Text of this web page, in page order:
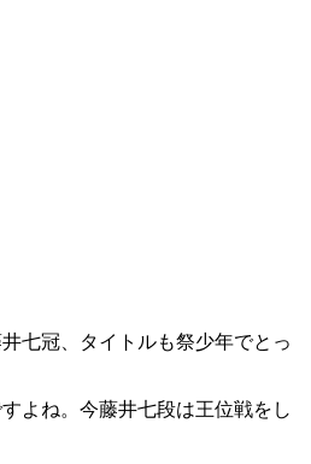
七冠、タイトルも祭少年でとっ
よね。今藤井七段は王位戦をし